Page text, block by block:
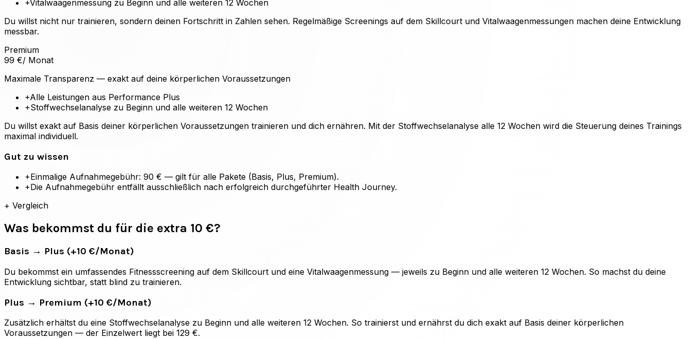
+Vitalwaagenmessung zu Beginn und alle weiteren 12 Wochen
Du willst nicht nur trainieren, sondern deinen Fortschritt in Zahlen sehen. Regelmäßige Screenings auf dem Skillcourt und Vitalwaagenmessungen machen deine Entwicklung
messbar.
Premium
99 €/ Monat
Maximale Transparenz — exakt auf deine körperlichen Voraussetzungen
+Alle Leistungen aus Performance Plus
+Stoffwechselanalyse zu Beginn und alle weiteren 12 Wochen
Du willst exakt auf Basis deiner körperlichen Voraussetzungen trainieren und dich ernähren. Mit der Stoffwechselanalyse alle 12 Wochen wird die Steuerung deines Trainings
maximal individuell.
Gut zu wissen
+Einmalige Aufnahmegebühr: 90 € — gilt für alle Pakete (Basis, Plus, Premium).
+Die Aufnahmegebühr entfällt ausschließlich nach erfolgreich durchgeführter Health Journey.
+ Vergleich
Was bekommst du für die extra 10 €?
Basis → Plus (+10 €/Monat)
Du bekommst ein umfassendes Fitnessscreening auf dem Skillcourt und eine Vitalwaagenmessung — jeweils zu Beginn und alle weiteren 12 Wochen. So machst du deine
Entwicklung sichtbar, statt blind zu trainieren.
Plus → Premium (+10 €/Monat)
Zusätzlich erhältst du eine Stoffwechselanalyse zu Beginn und alle weiteren 12 Wochen. So trainierst und ernährst du dich exakt auf Basis deiner körperlichen
Voraussetzungen — der Einzelwert liegt bei 129 €.